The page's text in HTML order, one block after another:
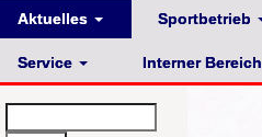
Aktuelles Sportbetrieb
Service Interner Bereich